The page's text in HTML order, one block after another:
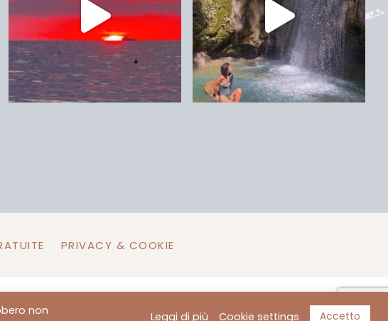
PRIVACY & COOKIE
Web Creations
non
Leggi di più Cookie settings Accetto